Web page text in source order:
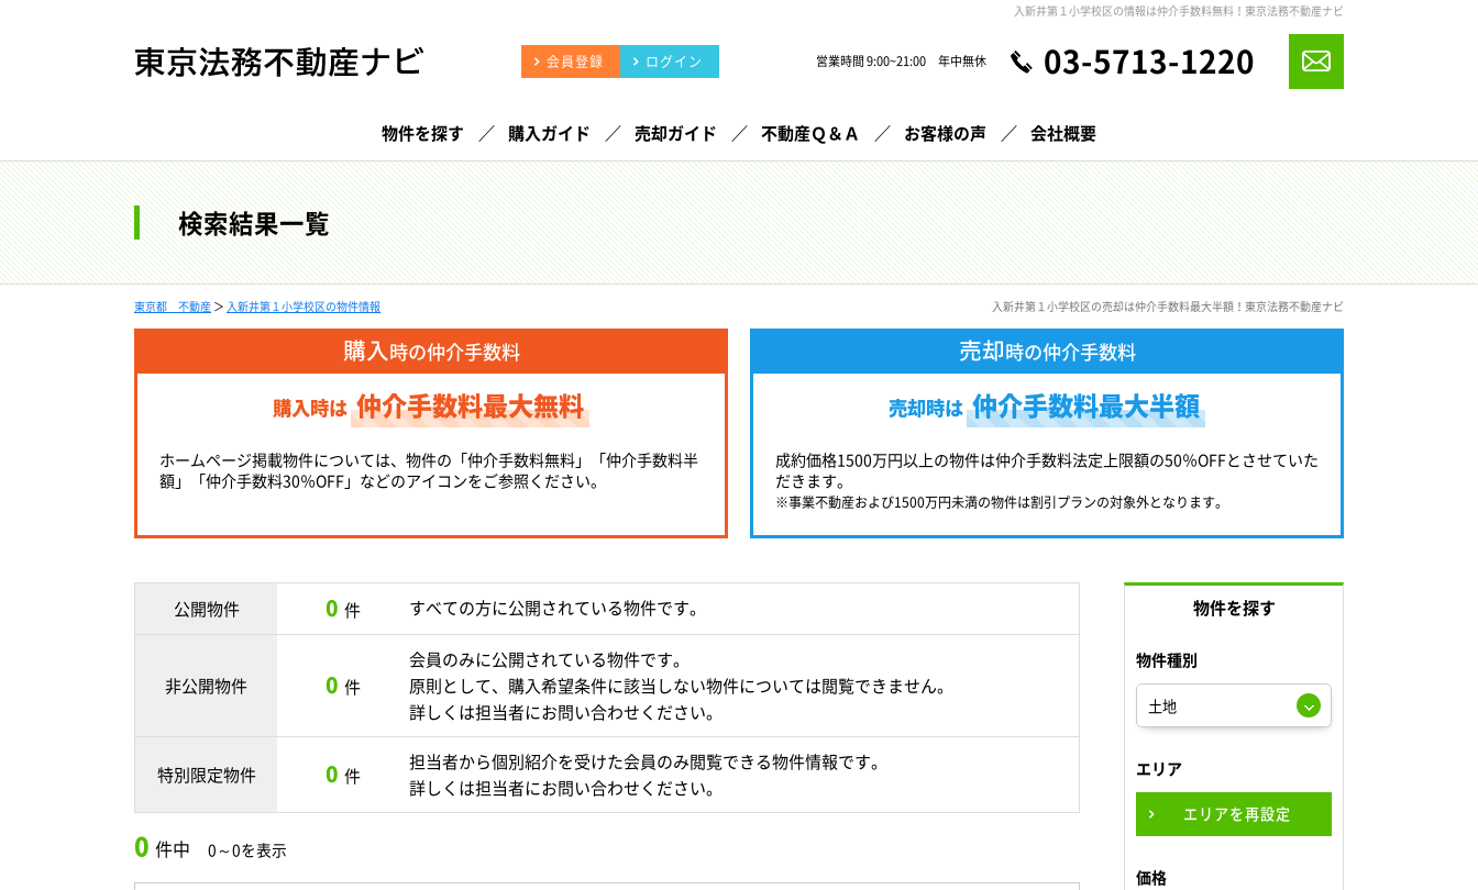
入新井第１小学校区の情報は仲介手数料無料！東京法務不動産ナビ
会員登録 ログイン 営業時間 9:00~21:00 年中無休 03-5713-1220
物件を探す 購入ガイド 売却ガイド 不動産Ｑ＆Ａ お客様の声 会社概要
検索結果一覧
東京都 不動産 ＞ 入新井第１小学校区の物件情報 入新井第１小学校区の売却は仲介手数料最大半額！東京法務不動産ナビ
購入時の仲介手数料
購入時は 仲介手数料最大無料
ホームページ掲載物件については、物件の「仲介手数料無料」「仲介手数料半
額」「仲介手数料30％OFF」などのアイコンをご参照ください。
売却時の仲介手数料
売却時は 仲介手数料最大半額
成約価格1500万円以上の物件は仲介手数料法定上限額の50％OFFとさせていた
だきます。
※事業不動産および1500万円未満の物件は割引プランの対象外となります。
公開物件 0 件 すべての方に公開されている物件です。
非公開物件 0 件
会員のみに公開されている物件です。
原則として、購入希望条件に該当しない物件については閲覧できません。
詳しくは担当者にお問い合わせください。
特別限定物件 0 件
担当者から個別紹介を受けた会員のみ閲覧できる物件情報です。
詳しくは担当者にお問い合わせください。
0 件中 0～0を表示
物件を探す
物件種別
エリア
エリアを再設定
価格